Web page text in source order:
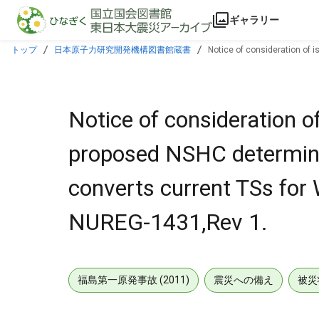
本文に飛ぶ
ギャラリー
トップ 日本原子力研究開発機構図書館蔵書
Notice of consideration of
Notice of consideration
proposed NSHC
converts current TSs for
NUREG-1431,Rev 1.
福島第一原発事故 (2011) 震災への備え 被災